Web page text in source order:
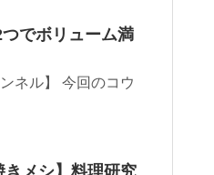
でボリューム満
ネル】 今回のコウ